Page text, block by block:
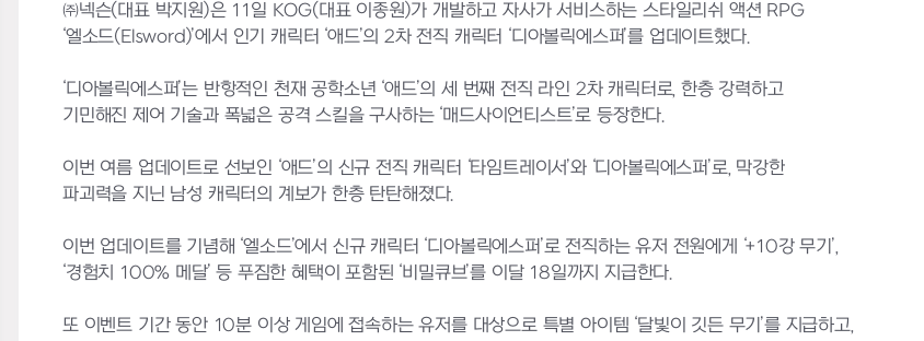
㈜넥슨(대표 박지원)은 11일 KOG(대표 이종원)가 개발하고 자사가 서비스하는 스타일리쉬 액션 RPG
‘엘소드(Elsword)’에서 인기 캐릭터 ‘애드’의 2차 전직 캐릭터 ‘디아볼릭에스퍼’를 업데이트했다.
‘디아볼릭에스퍼’는 반항적인 천재 공학소년 ‘애드’의 세 번째 전직 라인 2차 캐릭터로, 한층 강력하고
기민해진 제어 기술과 폭넓은 공격 스킬을 구사하는 ‘매드사이언티스트’로 등장한다.
이번 여름 업데이트로 선보인 ‘애드’의 신규 전직 캐릭터 ‘타임트레이서’와 ‘디아볼릭에스퍼’로, 막강한
파괴력을 지닌 남성 캐릭터의 계보가 한층 탄탄해졌다.
이번 업데이트를 기념해 ‘엘소드’에서 신규 캐릭터 ‘디아볼릭에스퍼’로 전직하는 유저 전원에게 ‘+10강 무기’,
‘경험치 100% 메달’ 등 푸짐한 혜택이 포함된 ‘비밀큐브’를 이달 18일까지 지급한다.
또 이벤트 기간 동안 10분 이상 게임에 접속하는 유저를 대상으로 특별 아이템 ‘달빛이 깃든 무기’를 지급하고,